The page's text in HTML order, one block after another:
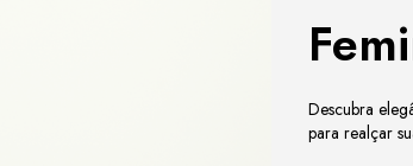
Descubra
para realçar